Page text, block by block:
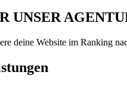
UNSER
deine Website im Ranking